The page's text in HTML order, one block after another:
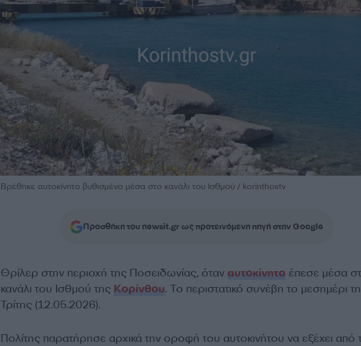
Βρέθηκε αυτοκίνητο βυθισμένο μέσα στο κανάλι του Ισθμού / korinthostv
Προσθήκη του newsit.gr ως προτεινόμενη πηγή στην Google
Θρίλερ στην περιοχή της Ποσειδωνίας, όταν αυτοκίνητο έπεσε μέσα
κανάλι του Ισθμού της Κορίνθου. Το περιστατικό συνέβη το μεσημέρι
Τρίτης (12.05.2026).
Πολίτης παρατήρησε αρχικά την οροφή του αυτοκινήτου να εξέχει από